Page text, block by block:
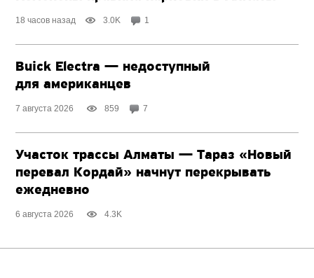
18 часов назад 3.0K 1
Buick Electra — недоступный
для американцев
7 августа 2026 859 7
Участок трассы Алматы — Тараз «Новый
перевал Кордай» начнут перекрывать
ежедневно
6 августа 2026 4.3K